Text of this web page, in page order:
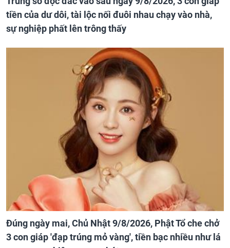
tiền của dư dôi, tài lộc nối đuôi nhau chạy vào nhà,
sự nghiệp phất lên trông thấy
Đúng ngày mai, Chủ Nhật 9/8/2026, Phật Tổ che chở
3 con giáp 'đạp trúng mỏ vàng', tiền bạc nhiều như lá